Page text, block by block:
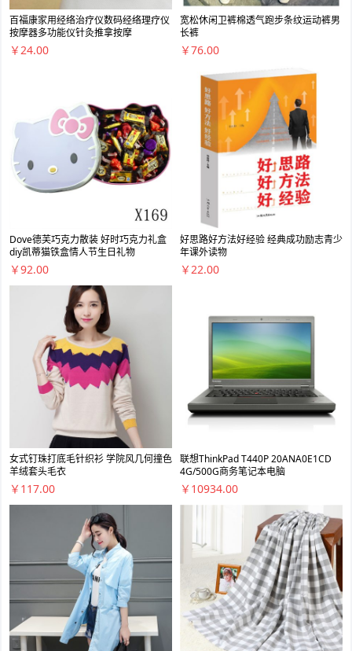
百福康家用经络治疗仪数码经络理疗仪
按摩器多功能仪针灸推拿按摩
￥24.00
宽松休闲卫裤棉透气跑步条纹运动裤男
长裤
￥76.00
Dove德芙巧克力散装 好时巧克力礼盒
diy凯蒂猫铁盒情人节生日礼物
￥92.00
好思路好方法好经验 经典成功励志青少
年课外读物
￥22.00
女式钉珠打底毛针织衫 学院风几何撞色
羊绒套头毛衣
￥117.00
联想ThinkPad T440P 20ANA0E1CD
4G/500G商务笔记本电脑
￥10934.00